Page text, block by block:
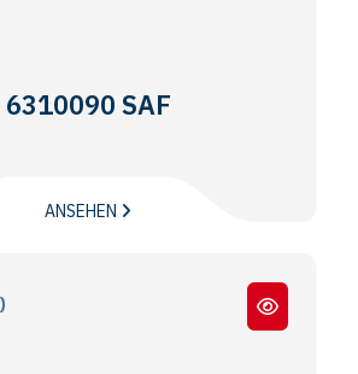
6310090 SAF
ANSEHEN